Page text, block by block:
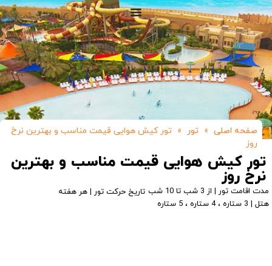
صفحه اصلی » تور » تور کیش هوایی قیمت مناسب و بهترین نرخ
روز
تور کیش هوایی قیمت مناسب و بهترین
نرخ روز
مدت اقامت تور | از 3 شب تا 10 شب
تاریخ حرکت تور | هر هفته
هتل | 3 ستاره ، 4 ستاره ، 5 ستاره